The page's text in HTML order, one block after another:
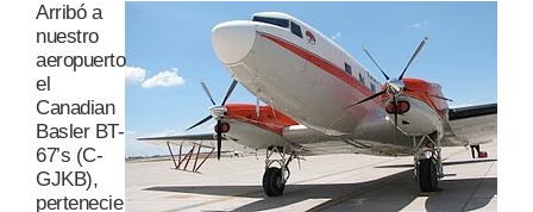
Arribó a
nuestro
aeropuerto
el
Canadian
Basler BT-
67’s (C-
GJKB),
pertenecie